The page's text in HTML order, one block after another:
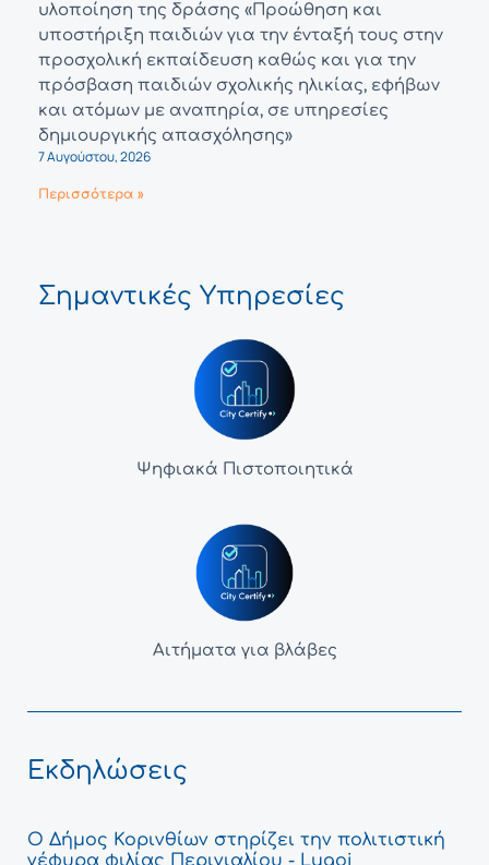
υλοποίηση της δράσης «Προώθηση και
υποστήριξη παιδιών για την ένταξή τους στην
προσχολική εκπαίδευση καθώς και για την
πρόσβαση παιδιών σχολικής ηλικίας, εφήβων
και ατόμων με αναπηρία, σε υπηρεσίες
δημιουργικής απασχόλησης»
7 Αυγούστου, 2026
Περισσότερα »
Σημαντικές Υπηρεσίες
Ψηφιακά Πιστοποιητικά
Αιτήματα για βλάβες
Εκδηλώσεις
Ο Δήμος Κορινθίων στηρίζει την πολιτιστική
γέφυρα φιλίας Περιγιαλίου - Lugoj